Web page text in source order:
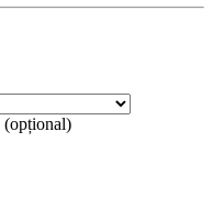
(opțional)